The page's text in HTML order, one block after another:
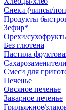
Снеки (чипсы/
Продукты
Зефир*
Орехи/
Без глютена
Пастила
Сахарозаменители
Смеси для
Печенье
Овсяное печенье
Заварное печенье
Грильяжное/